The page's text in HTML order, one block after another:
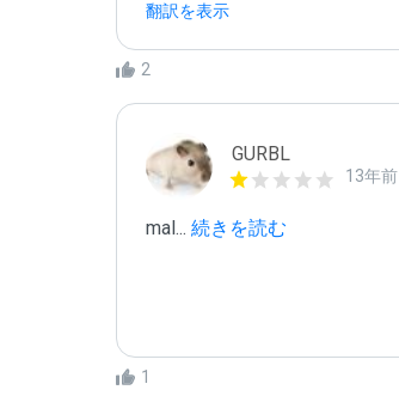
翻訳を表示
2
GURBL
13年前
mal... 続きを読む
1